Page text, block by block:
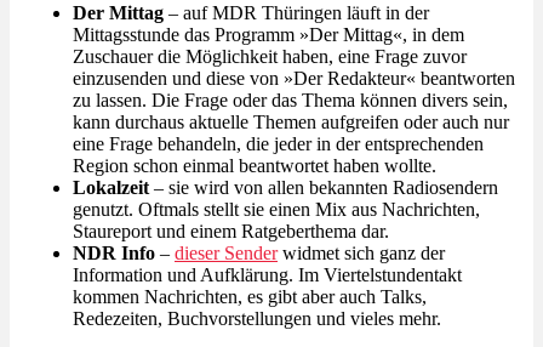
Der Mittag – auf MDR Thüringen läuft in der
Mittagsstunde das Programm »Der Mittag«, in dem
Zuschauer die Möglichkeit haben, eine Frage zuvor
einzusenden und diese von »Der Redakteur« beantworten
zu lassen. Die Frage oder das Thema können divers sein,
kann durchaus aktuelle Themen aufgreifen oder auch nur
eine Frage behandeln, die jeder in der entsprechenden
Region schon einmal beantwortet haben wollte.
Lokalzeit – sie wird von allen bekannten Radiosendern
genutzt. Oftmals stellt sie einen Mix aus Nachrichten,
Staureport und einem Ratgeberthema dar.
NDR Info – dieser Senderwidmet sich ganz der
Information und Aufklärung. Im Viertelstundentakt
kommen Nachrichten, es gibt aber auch Talks,
Redezeiten, Buchvorstellungen und vieles mehr.